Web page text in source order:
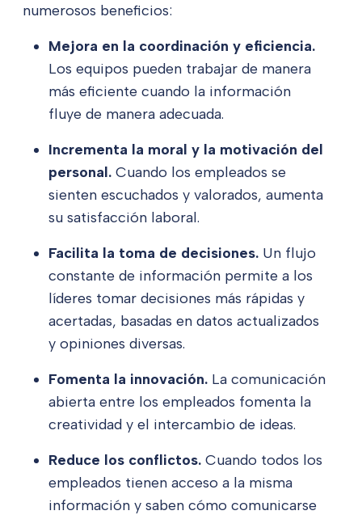
numerosos beneficios:
Mejora en la coordinación y eficiencia.
Los equipos pueden trabajar de manera
más eficiente cuando la información
fluye de manera adecuada.
Incrementa la moral y la motivación del
personal. Cuando los empleados se
sienten escuchados y valorados, aumenta
su satisfacción laboral.
Facilita la toma de decisiones. Un flujo
constante de información permite a los
líderes tomar decisiones más rápidas y
acertadas, basadas en datos actualizados
y opiniones diversas.
Fomenta la innovación. La comunicación
abierta entre los empleados fomenta la
creatividad y el intercambio de ideas.
Reduce los conflictos. Cuando todos los
empleados tienen acceso a la misma
información y saben cómo comunicarse